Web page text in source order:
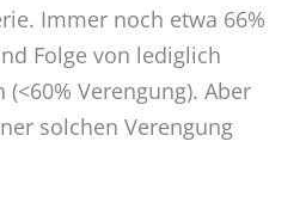
Immer noch etwa 66%
Folge von lediglich
Verengung). Aber
solchen Verengung